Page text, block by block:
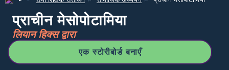
प्राचीन मेसोपोटामिया
लियान हिक्स द्वारा
एक स्टोरीबोर्ड बनाएँ